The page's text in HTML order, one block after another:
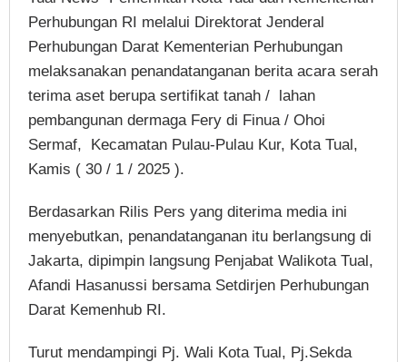
Perhubungan RI melalui Direktorat Jenderal
Perhubungan Darat Kementerian Perhubungan
melaksanakan penandatanganan berita acara serah
terima aset berupa sertifikat tanah / lahan
pembangunan dermaga Fery di Finua / Ohoi
Sermaf, Kecamatan Pulau-Pulau Kur, Kota Tual,
Kamis ( 30 / 1 / 2025 ).
Berdasarkan Rilis Pers yang diterima media ini
menyebutkan, penandatanganan itu berlangsung di
Jakarta, dipimpin langsung Penjabat Walikota Tual,
Afandi Hasanussi bersama Setdirjen Perhubungan
Darat Kemenhub RI.
Turut mendampingi Pj. Wali Kota Tual, Pj.Sekda